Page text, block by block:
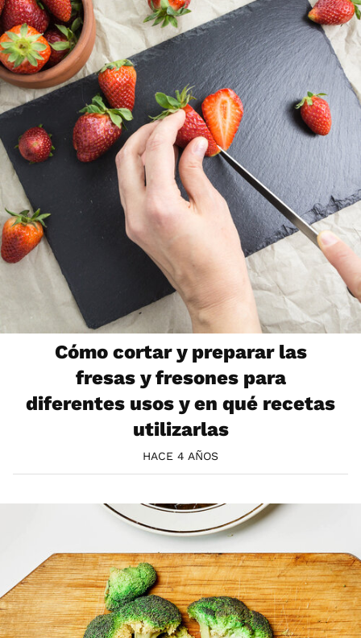
Cómo cortar y preparar las
fresas y fresones para
diferentes usos y en qué recetas
utilizarlas
HACE 4 AÑOS